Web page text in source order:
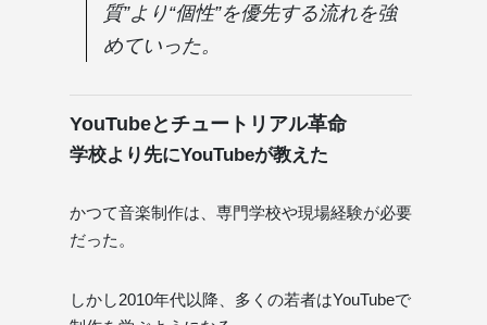
質”より“個性”を優先する流れを強
めていった。
YouTubeとチュートリアル革命
学校より先にYouTubeが教えた
かつて音楽制作は、専門学校や現場経験が必要
だった。
しかし2010年代以降、多くの若者はYouTubeで